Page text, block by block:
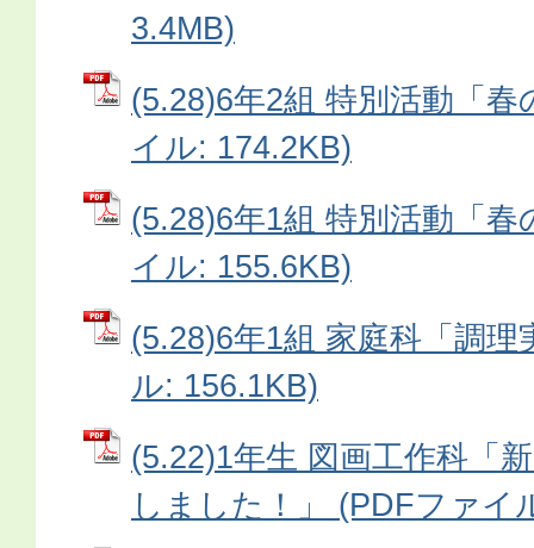
3.4MB)
(5.28)6年2組 特別活動「
イル: 174.2KB)
(5.28)6年1組 特別活動「
イル: 155.6KB)
(5.28)6年1組 家庭科「調
ル: 156.1KB)
(5.22)1年生 図画工作科「
しました！」 (PDFファイ